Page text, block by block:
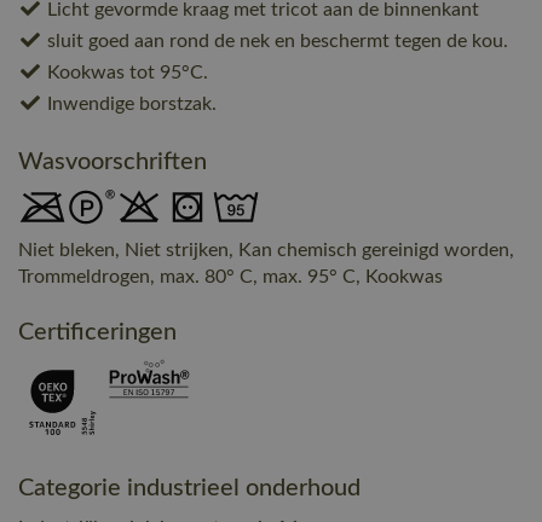
Licht gevormde kraag met tricot aan de binnenkant
sluit goed aan rond de nek en beschermt tegen de kou.
Kookwas tot 95°C.
Inwendige borstzak.
Wasvoorschriften
Niet bleken, Niet strijken, Kan chemisch gereinigd worden,
Trommeldrogen, max. 80° C, max. 95° C, Kookwas
Certificeringen
Categorie industrieel onderhoud